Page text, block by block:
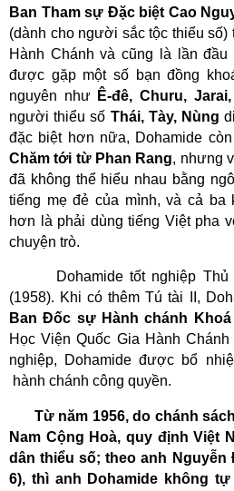
Ban Tham sự Đặc biệt Cao
(dành cho người sắc tộc thiểu số)
Hành Chánh và cũng là lần đầu
được gặp một số bạn đồng
nguyên như Ê-đê, Churu,
người thiểu số Thái, Tày, Nùng
đặc biệt hơn nữa, Dohamide
Chăm tới từ Phan Rang, nhưng
đã không thể hiểu nhau bằng
tiếng mẹ đẻ của mình, và cả ba
hơn là phải dùng tiếng Việt pha
chuyện trò.
Dohamide tốt nghiệp Thủ
(1958). Khi có thêm Tú tài II,
Ban Đốc sự Hành chánh
Học Viện Quốc Gia Hành Chánh
nghiệp, Dohamide được bổ
hành chánh công quyền.
Từ năm 1956, do chánh sách
Nam Cộng Hoà, quy địnhViệt
dân thiểu số; theo anh
6), thì anh Dohamide không